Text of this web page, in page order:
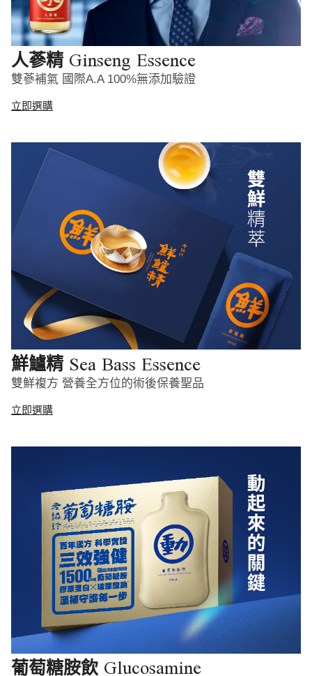
人蔘精 Ginseng Essence
雙蔘補氣 國際A.A 100%無添加驗證
立即選購
鮮鱸精 Sea Bass Essence
雙鮮複方 營養全方位的術後保養聖品
立即選購
葡萄糖胺飲